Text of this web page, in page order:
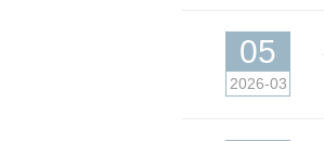
05
2026-03